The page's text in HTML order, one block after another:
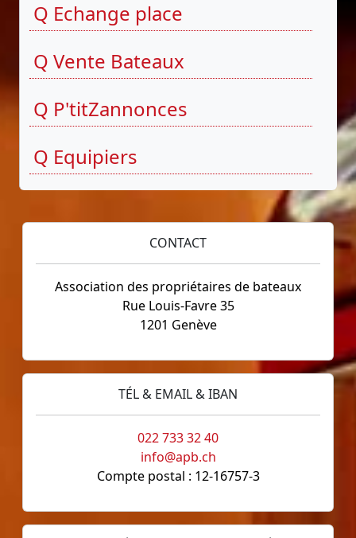
Q Echange place
Q Vente Bateaux
Q P'titZannonces
Q Equipiers
CONTACT
Association des propriétaires de bateaux
Rue Louis-Favre 35
1201 Genève
TÉL & EMAIL & IBAN
022 733 32 40
info@apb.ch
Compte postal : 12-16757-3